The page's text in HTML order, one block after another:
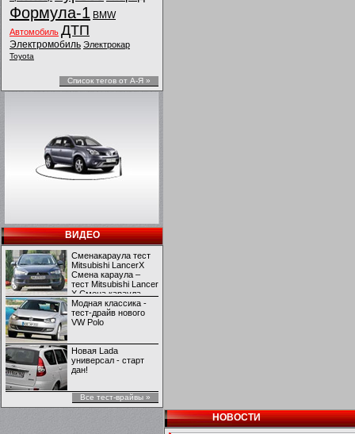
Формула-1 BMW
Автомобиль ДТП
Электромобиль Электрокар
Toyota
Список тегов от А-Я »
ВИДЕО
Сменакараула тест
Mitsubishi LancerX
Смена караула –
тест Mitsubishi Lancer
X Смена караула –
тест Mitsubishi Lancer
X
Модная классика -
тест-драйв нового
VW Polo
Новая Lada
универсал - старт
дан!
Все тест-врайвы »
НОВОСТИ